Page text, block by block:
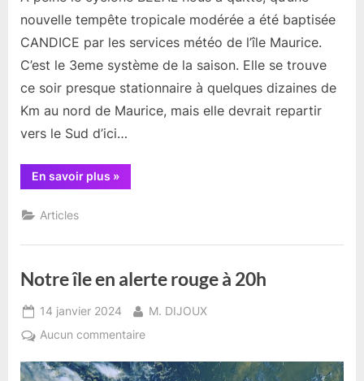
nouvelle tempête tropicale modérée a été baptisée
CANDICE par les services météo de l’île Maurice.
C’est le 3eme système de la saison. Elle se trouve
ce soir presque stationnaire à quelques dizaines de
Km au nord de Maurice, mais elle devrait repartir
vers le Sud d’ici…
En savoir plus “Nouvelle
tempête
»
Articles
Notre île en alerte rouge à 20h
Posted
on
14 janvier 2024 By
M. DIJOUX
Aucun commentairesur
île